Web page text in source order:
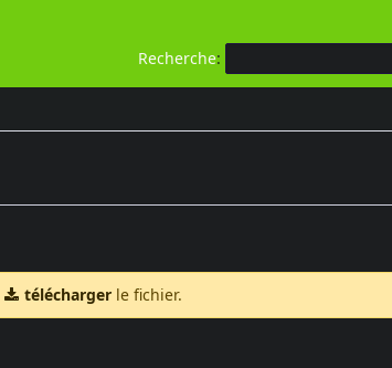
Recherche:
téléchargerle fichier.